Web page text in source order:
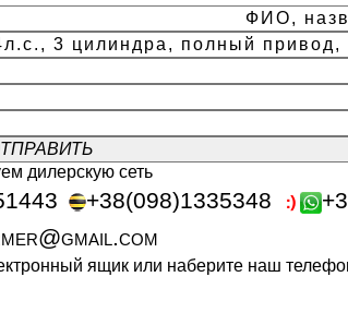
дилерскую сеть
+38(098)1335348
ящик или наберите наш